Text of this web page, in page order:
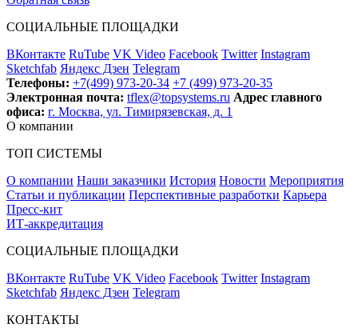
СОЦИАЛЬНЫЕ ПЛОЩАДКИ
ВКонтакте RuTube VK Video Facebook Twitter Instagram
Sketchfab Яндекс Дзен Telegram
Телефоны: +7(499) 973-20-34 +7 (499) 973-20-35
Электронная почта: tflex@topsystems.ru Адрес главного
офиса: г. Москва, ул. Тимирязевская, д. 1
О компании
ТОП СИСТЕМЫ
О компании Наши заказчики История Новости Мероприятия
Статьи и публикации Перспективные разработки Карьера
Пресс-кит
ИТ-аккредитация
СОЦИАЛЬНЫЕ ПЛОЩАДКИ
ВКонтакте RuTube VK Video Facebook Twitter Instagram
Sketchfab Яндекс Дзен Telegram
КОНТАКТЫ